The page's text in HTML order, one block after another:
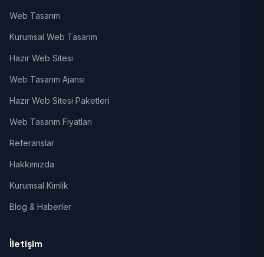
Web Tasarım
Kurumsal Web Tasarım
Hazır Web Sitesi
Web Tasarım Ajansı
Hazır Web Sitesi Paketleri
Web Tasarım Fiyatları
Referanslar
Hakkımızda
Kurumsal Kimlik
Blog & Haberler
İletişim